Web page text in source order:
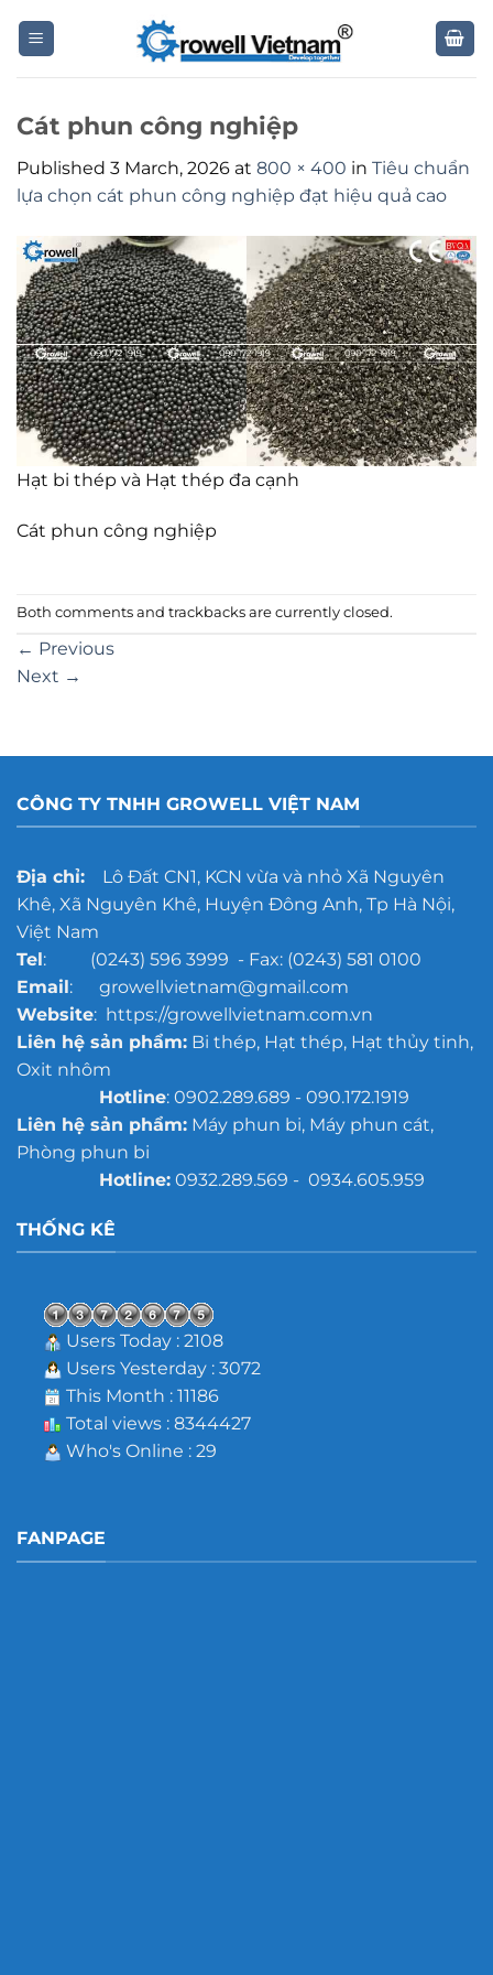
Cát phun công nghiệp
Published 3 March, 2026 at 800 × 400 in Tiêu chuẩn
lựa chọn cát phun công nghiệp đạt hiệu quả cao
Hạt bi thép và Hạt thép đa cạnh
Cát phun công nghiệp
Both comments and trackbacks are currently closed.
← Previous
Next →
CÔNG TY TNHH GROWELL VIỆT NAM
Địa chỉ:Lô Đất CN1, KCN vừa và nhỏ Xã Nguyên
Khê, Xã Nguyên Khê, Huyện Đông Anh, Tp Hà Nội,
Việt Nam
Tel: (0243) 596 3999 - Fax: (0243) 581 0100
Email: growellvietnam@gmail.com
Website: https://growellvietnam.com.vn
Liên hệ sản phẩm:Bi thép, Hạt thép, Hạt thủy tinh,
Oxit nhôm
Hotline: 0902.289.689 - 090.172.1919
Liên hệ sản phẩm:Máy phun bi, Máy phun cát,
Phòng phun bi
Hotline:0932.289.569 - 0934.605.959
THỐNG KÊ
Users Today : 2108
Users Yesterday : 3072
This Month : 11186
Total views : 8344427
Who's Online : 29
FANPAGE